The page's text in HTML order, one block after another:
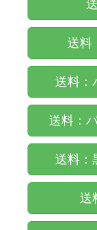
送料
送料：
送料：
送料：
送